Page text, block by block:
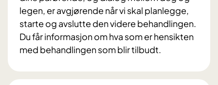
legen, er avgjørende når vi skal planlegge,
starte og avslutte den videre behandlingen.
Du får informasjon om hva som er hensikten
med behandlingen som blir tilbudt.